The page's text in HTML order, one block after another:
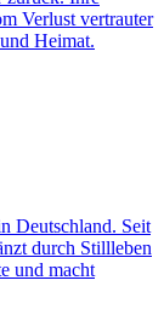
Verlust vertrauter
Heimat.
Deutschland. Seit
durch Stillleben
und macht